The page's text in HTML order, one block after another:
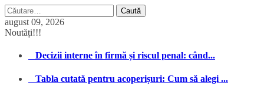
Caută
după:
august 09, 2026
Noutăți!!!
Decizii interne în firmă și riscul penal: când...
Tabla cutată pentru acoperișuri: Cum să alegi ...